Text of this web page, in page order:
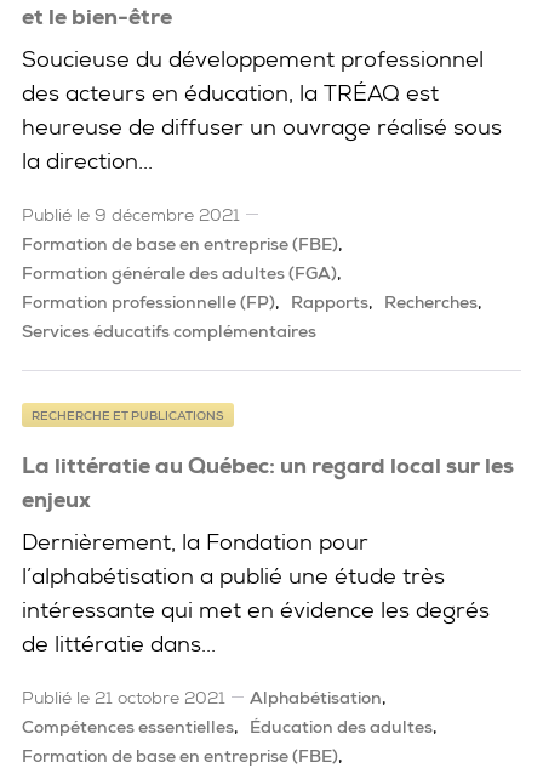
et le bien-être
Soucieuse du développement professionnel
des acteurs en éducation, la TRÉAQ est
heureuse de diffuser un ouvrage réalisé sous
la direction...
Publié le 9 décembre 2021
Formation de base en entreprise (FBE)
Formation générale des adultes (FGA)
Formation professionnelle (FP)
Rapports
Recherches
Services éducatifs complémentaires
La littératie au Québec: un regard local sur les
enjeux
RECHERCHE ET PUBLICATIONS
Dernièrement, la Fondation pour
l’alphabétisation a publié une étude très
intéressante qui met en évidence les degrés
de littératie dans...
Publié le 21 octobre 2021
Alphabétisation
Compétences essentielles
Éducation des adultes
Formation de base en entreprise (FBE)